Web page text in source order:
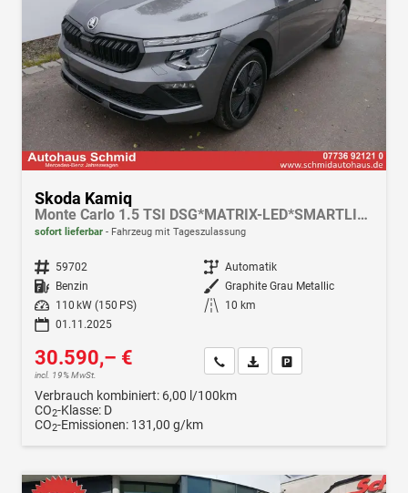
Skoda Kamiq
Monte Carlo 1.5 TSI DSG*MATRIX-LED*SMARTLINK*PDC-HI*TEMPOMAT*SHZ*17-ZOLL
sofort lieferbar Fahrzeug mit Tageszulassung
Fahrzeugnr. 59702 Getriebe Automatik
Kraftstoff Benzin Außenfarbe Graphite Grau Metallic
Leistung
110 kW (150 PS) Kilometerstand
10 km
01.11.2025
30.590,– €
incl. 19% MwSt.
Wir rufen Sie anFahrzeugexposé (PDF)
Verbrauch kombiniert: 6,00 l/100km
CO2-Klasse: D
CO2-Emissionen: 131,00 g/km